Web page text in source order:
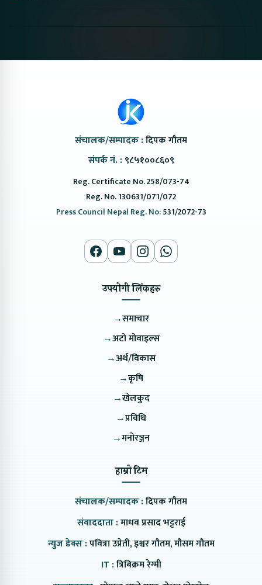
संचालक/सम्पादक :दिपक गौतम
संपर्क नं. : ९८५१००८६०९
Reg. Certificate No. 258/073-74
Reg. No. 130631/071/072
Press Council Nepal Reg. No:531/2072-73
उपयोगी लिंकहरु
→समाचार
→अटो मोवाइल्स
→अर्थ/विकास
→कृषि
→खेलकुद
→प्रविधि
→मनोरञ्जन
हाम्रो टिम
संचालक/सम्पादक :दिपक गौतम
संवाददाता :माधव प्रसाद भट्टराई
न्युज डेक्स :पवित्रा उप्रेती, इश्वर गौतम, मौसम गौतम
IT :त्रिबिक्रम रेग्मी